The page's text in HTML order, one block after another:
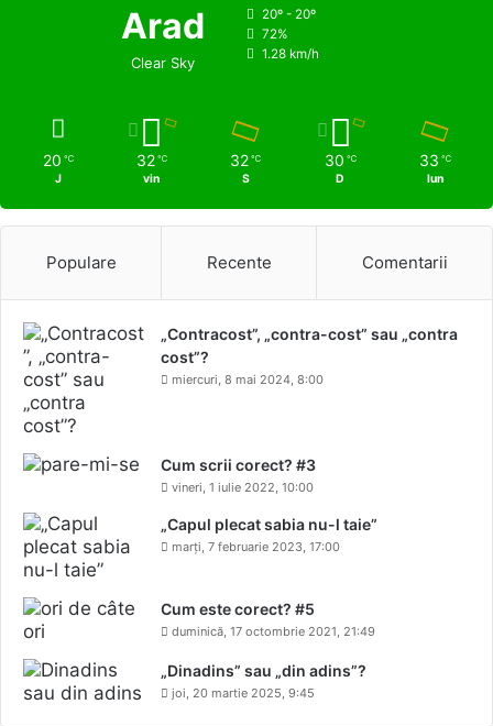
Arad
Clear Sky
20º - 20º
72%
1.28 km/h
20 ℃
J
32 ℃
vin
32 ℃
S
30 ℃
D
33 ℃
lun
Populare Recente Comentarii
„Contracost”, „contra-cost” sau „contra
cost”?
miercuri, 8 mai 2024, 8:00
Cum scrii corect? #3
vineri, 1 iulie 2022, 10:00
„Capul plecat sabia nu-l taie”
marți, 7 februarie 2023, 17:00
Cum este corect? #5
duminică, 17 octombrie 2021, 21:49
„Dinadins” sau „din adins”?
joi, 20 martie 2025, 9:45